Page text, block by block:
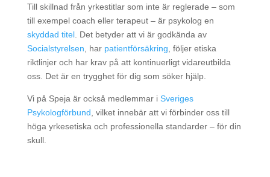
Till skillnad från yrkestitlar som inte är reglerade – som
till exempel coach eller terapeut – är psykolog en
skyddad titel. Det betyder att vi är godkända av
Socialstyrelsen , har patientförsäkring , följer etiska
riktlinjer och har krav på att kontinuerligt vidareutbilda
oss. Det är en trygghet för dig som söker hjälp.
Vi på Speja är också medlemmar i Sveriges
Psykologförbund , vilket innebär att vi förbinder oss till
höga yrkesetiska och professionella standarder – för din
skull.